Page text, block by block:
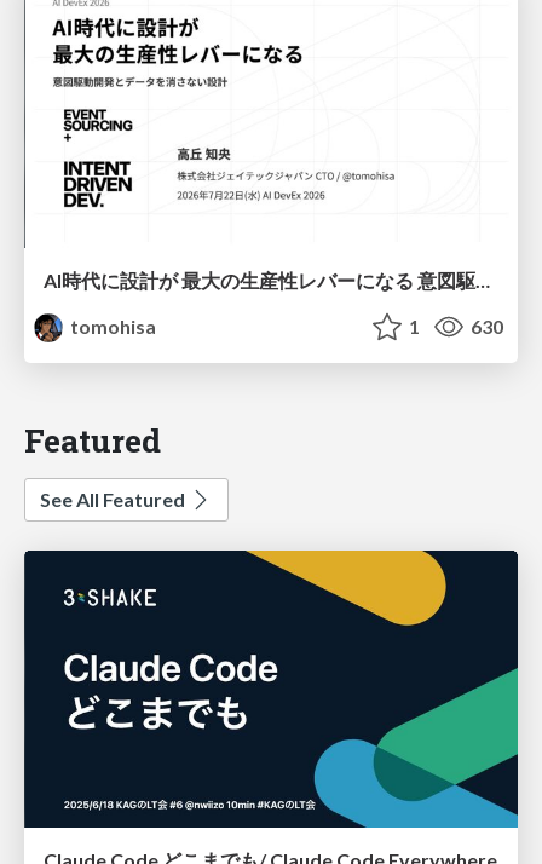
AI時代に設計が 最大の生産性レバーになる 意図駆動開発とデータを消さない設計｜Don't Delete Your Data or Your Intent — Design as the Deepest Lever in the AI Era
tomohisa
1 630
Featured
See All Featured